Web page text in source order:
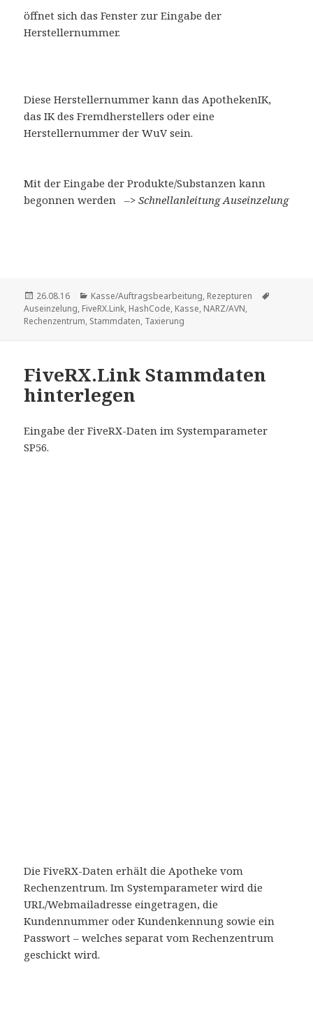
öffnet sich das Fenster zur Eingabe der
Herstellernummer.
Diese Herstellernummer kann das ApothekenIK,
das IK des Fremdherstellers oder eine
Herstellernummer der WuV sein.
Mit der Eingabe der Produkte/Substanzen kann
begonnen werden –>Schnellanleitung Auseinzelung
Veröffentlicht
am
26.08.16 Kategorien
Kasse/Auftragsbearbeitung, Rezepturen
Auseinzelung, FiveRX.Link, HashCode, Kasse, NARZ/AVN,
Rechenzentrum, Stammdaten, Taxierung
FiveRX.Link Stammdaten
hinterlegen
Eingabe der FiveRX-Daten im Systemparameter
SP56.
Die FiveRX-Daten erhält die Apotheke vom
Rechenzentrum. Im Systemparameter wird die
URL/Webmailadresse eingetragen, die
Kundennummer oder Kundenkennung sowie ein
Passwort – welches separat vom Rechenzentrum
geschickt wird.